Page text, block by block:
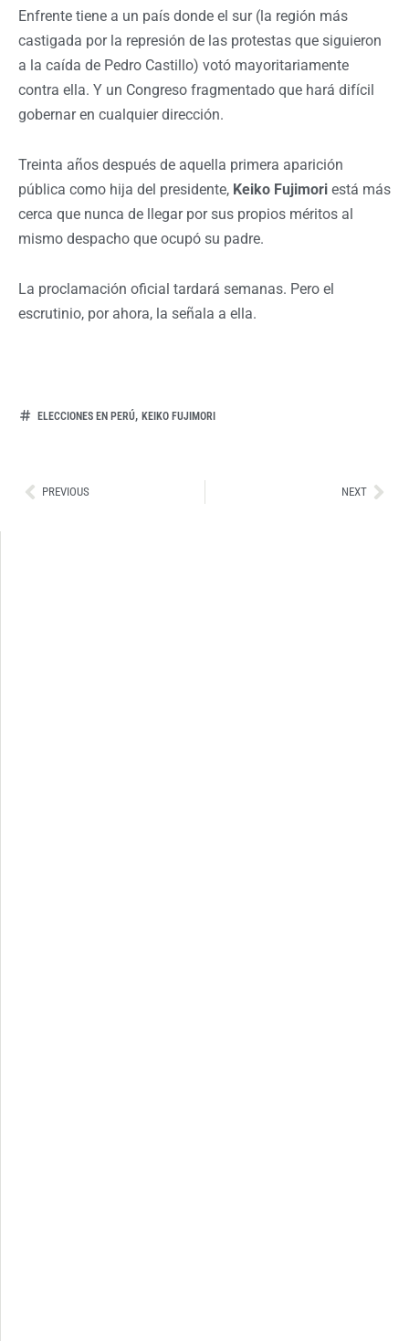
Enfrente tiene a un país donde el sur (la región más
castigada por la represión de las protestas que siguieron
a la caída de Pedro Castillo) votó mayoritariamente
contra ella. Y un Congreso fragmentado que hará difícil
gobernar en cualquier dirección.
Treinta años después de aquella primera aparición
pública como hija del presidente, Keiko Fujimori está más
cerca que nunca de llegar por sus propios méritos al
mismo despacho que ocupó su padre.
La proclamación oficial tardará semanas. Pero el
escrutinio, por ahora, la señala a ella.
ELECCIONES EN PERÚ, KEIKO FUJIMORI
AntPREVIOUS NEXT